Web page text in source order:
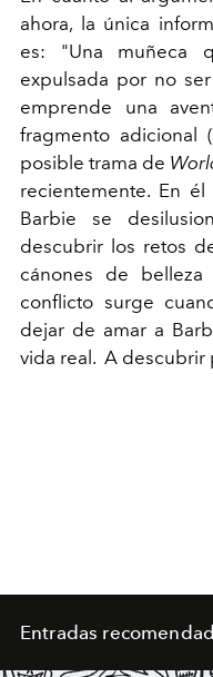
ahora, la única
es: "Una muñeca
expulsada por no
emprende una
fragmento adicional
posible trama de
recientemente. En
Barbie se
descubrir los retos
cánones de belleza
conflicto surge
dejar de amar a
vida real. A descubrir
Entradas